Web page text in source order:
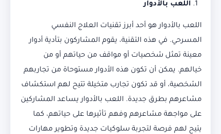
اللعب بالأدوار
اللعب بالأدوار هو أحد أبرز تقنيات العلاج النفسي
المسرحي. في هذه التقنية، يقوم المشاركون بتأدية أدوار
معينة تمثل شخصيات أو مواقف من حياتهم أو من
خيالهم. يمكن أن تكون هذه الأدوار مستوحاة من تجاربهم
الشخصية، أو قد تكون تجارب متخيلة تتيح لهم استكشاف
مشاعرهم بطرق جديدة. اللعب بالأدوار يساعد المشاركين
على مواجهة مشاعرهم وفهم تأثيرها على حياتهم، كما
يتيح لهم فرصة لتجربة سلوكيات جديدة وتطوير مهارات